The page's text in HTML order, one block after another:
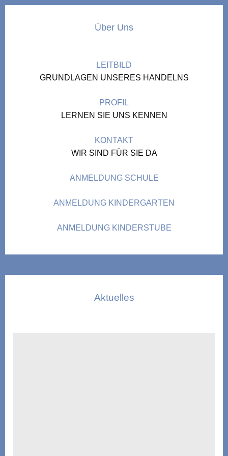
Über Uns
LEITBILD
GRUNDLAGEN UNSERES HANDELNS
PROFIL
LERNEN SIE UNS KENNEN
KONTAKT
WIR SIND FÜR SIE DA
ANMELDUNG SCHULE
ANMELDUNG KINDERGARTEN
ANMELDUNG KINDERSTUBE
Aktuelles